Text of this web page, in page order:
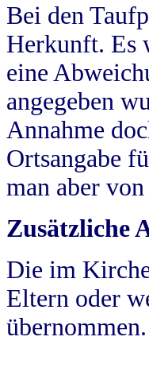
Bei den
Herkunft. Es
eine
angegeben
Annahme
Ortsangabe
man aber
Zusätzliche
Die im
Eltern oder
übernommen.